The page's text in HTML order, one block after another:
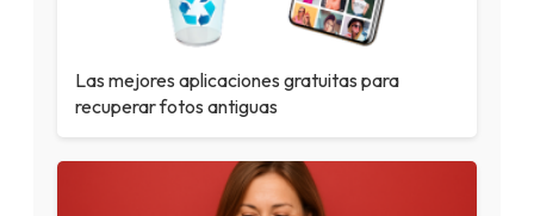
Las mejores aplicaciones gratuitas para
recuperar fotos antiguas